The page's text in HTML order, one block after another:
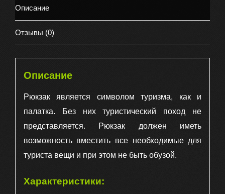
цвет
Описание
Отзывы (0)
Описание
Рюкзак является символом туризма, как и
палатка. Без них туристический поход не
представляется. Рюкзак должен иметь
возможность вместить все необходимые для
туриста вещи и при этом не быть обузой.
Характеристики: